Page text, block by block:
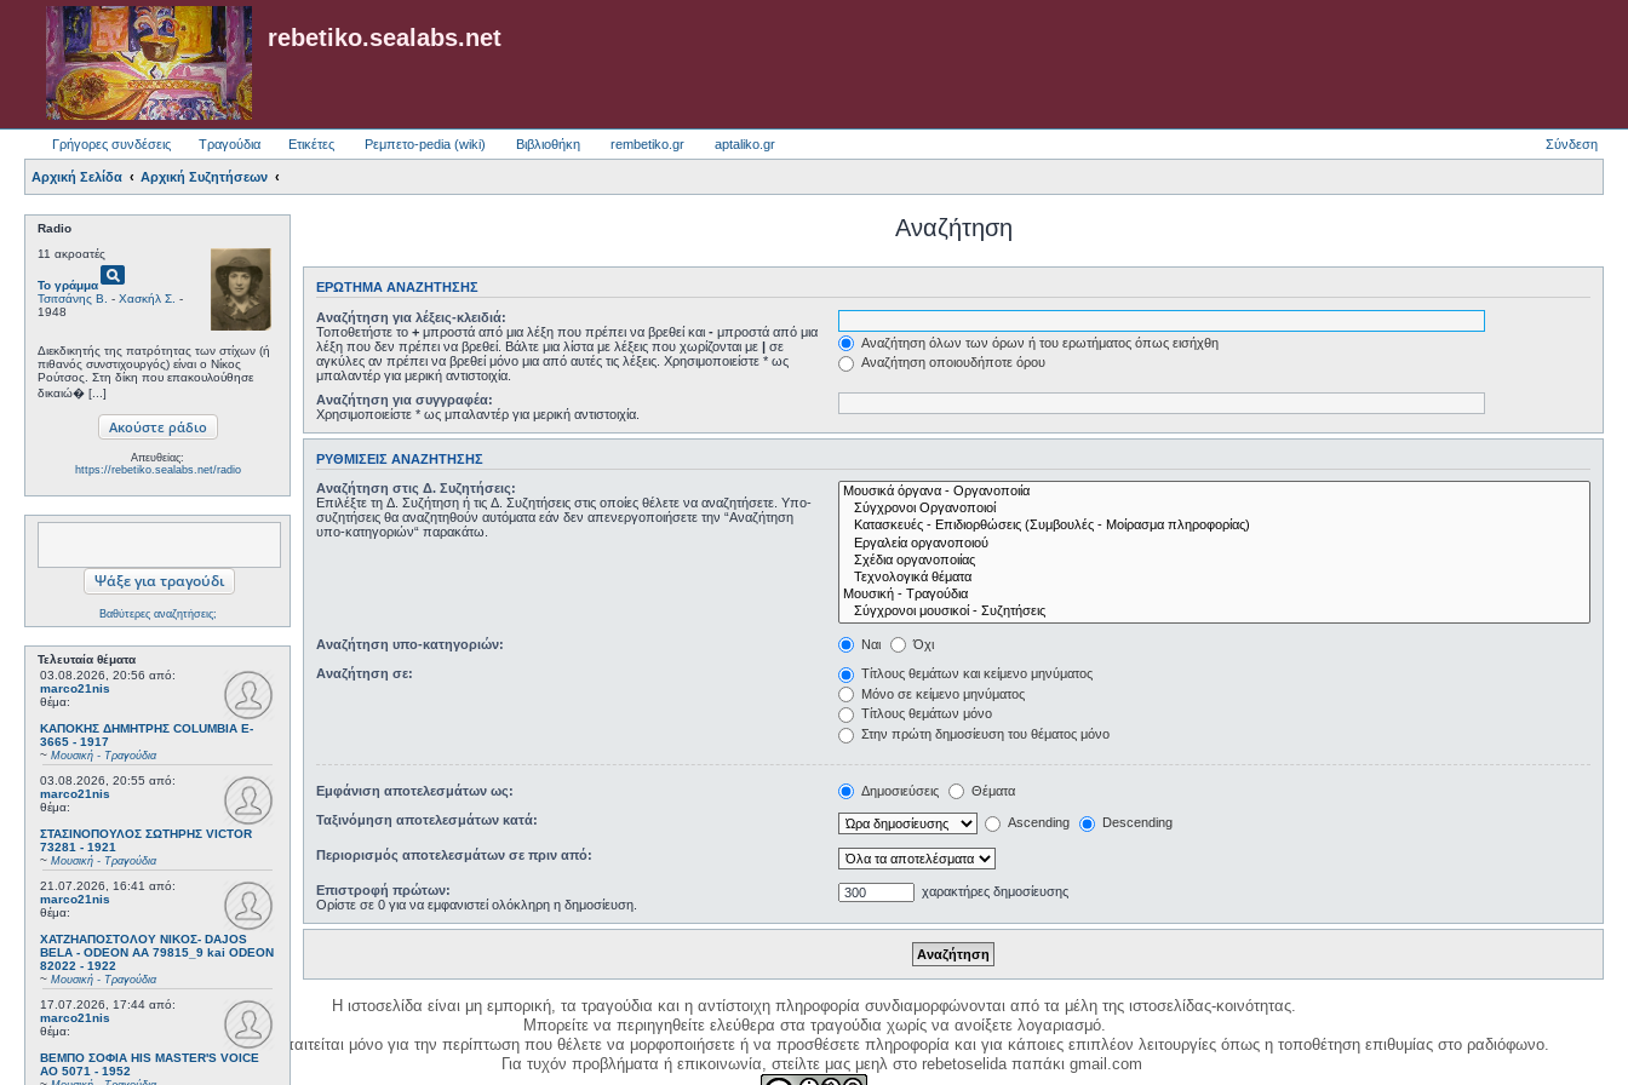
rebetiko.sealabs.net
Γρήγορες συνδέσεις Τραγούδια Ετικέτες Ρεμπετο-pedia (wiki) Βιβλιοθήκη rembetiko.gr aptaliko.gr Σύνδεση
Αρχική Σελίδα Αρχική Συζητήσεων
Radio
11 ακροατές
Το γράμμαpageview
Τσιτσάνης Β. - Χασκήλ Σ. -
1948
Διεκδικητής της πατρότητας των στίχων (ή
πιθανός συνστιχουργός) είναι ο Νίκος
Ρούτσος. Στη δίκη που επακουλούθησε
δικαιώ� [...]
Απευθείας:
https://rebetiko.sealabs.net/radio
Βαθύτερες αναζητήσεις;
Τελευταία θέματα
03.08.2026, 20:56 από:
marco21nis
θέμα:
ΚΑΠΟΚΗΣ ΔΗΜΗΤΡΗΣ COLUMBIA E-
3665 - 1917
~ Μουσική - Τραγούδια
03.08.2026, 20:55 από:
marco21nis
θέμα:
ΣΤΑΣΙΝΟΠΟΥΛΟΣ ΣΩΤΗΡΗΣ VICTOR
73281 - 1921
~ Μουσική - Τραγούδια
21.07.2026, 16:41 από:
marco21nis
θέμα:
ΧΑΤΖΗΑΠΟΣΤΟΛΟΥ ΝΙΚΟΣ- DAJOS
BELA - ODEON AA 79815_9 kai ODEON
82022 - 1922
~ Μουσική - Τραγούδια
17.07.2026, 17:44 από:
marco21nis
θέμα:
ΒΕΜΠΟ ΣΟΦΙΑ HIS MASTER'S VOICE
AO 5071 - 1952
Αναζήτηση
ΕΡΏΤΗΜΑ ΑΝΑΖΉΤΗΣΗΣ
Αναζήτηση για λέξεις-κλειδιά:
Τοποθετήστε το + μπροστά από μια λέξη που πρέπει να βρεθεί και - μπροστά από μια
λέξη που δεν πρέπει να βρεθεί. Βάλτε μια λίστα με λέξεις που χωρίζονται με | σε
αγκύλες αν πρέπει να βρεθεί μόνο μια από αυτές τις λέξεις. Χρησιμοποιείστε * ως
μπαλαντέρ για μερική αντιστοιχία.
Αναζήτηση όλων των όρων ή του ερωτήματος όπως εισήχθη
Αναζήτηση οποιουδήποτε όρου
Αναζήτηση για συγγραφέα:
Χρησιμοποιείστε * ως μπαλαντέρ για μερική αντιστοιχία.
ΡΥΘΜΊΣΕΙΣ ΑΝΑΖΉΤΗΣΗΣ
Αναζήτηση στις Δ. Συζητήσεις:
Επιλέξτε τη Δ. Συζήτηση ή τις Δ. Συζητήσεις στις οποίες θέλετε να αναζητήσετε. Υπο-
συζητήσεις θα αναζητηθούν αυτόματα εάν δεν απενεργοποιήσετε την “Αναζήτηση
υπο-κατηγοριών“ παρακάτω.
Αναζήτηση υπο-κατηγοριών: Ναι Όχι
Αναζήτηση σε:
Τίτλους θεμάτων και κείμενο μηνύματος
Μόνο σε κείμενο μηνύματος
Τίτλους θεμάτων μόνο
Στην πρώτη δημοσίευση του θέματος μόνο
Εμφάνιση αποτελεσμάτων ως: Δημοσιεύσεις Θέματα
Ταξινόμηση αποτελεσμάτων κατά: Ascending Descending
Περιορισμός αποτελεσμάτων σε πριν από:
Επιστροφή πρώτων:
Ορίστε σε 0 για να εμφανιστεί ολόκληρη η δημοσίευση.
χαρακτήρες δημοσίευσης
Η ιστοσελίδα είναι μη εμπορική, τα τραγούδια και η αντίστοιχη πληροφορία συνδιαμορφώνονται από τα μέλη της ιστοσελίδας-κοινότητας.
Μπορείτε να περιηγηθείτε ελεύθερα στα τραγούδια χωρίς να ανοίξετε λογαριασμό.
Η δημιουργία λογαριασμού απαιτείται μόνο για την περίπτωση που θέλετε να μορφοποιήσετε ή να προσθέσετε πληροφορία και για κάποιες επιπλέον λειτουργίες όπως η τοποθέτηση επιθυμίας στο ραδιόφωνο.
Για τυχόν προβλήματα ή επικοινωνία, στείλτε μας μεηλ στο rebetoselida παπάκι gmail.com